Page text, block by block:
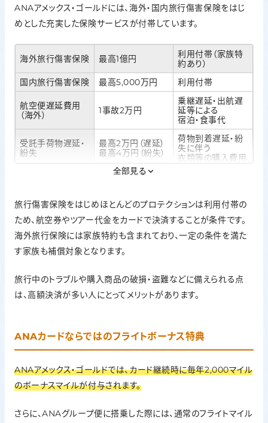
ANAアメックス・ゴールドには、海外・国内旅行傷害保険をはじ
めとした充実した保険サービスが付帯しています。
海外旅行傷害保険 最高1億円
利用付帯（家族特
約あり）
国内旅行傷害保険
最高5,000万円 利用付帯
航空便遅延費用
（海外）
1事故2万円
乗継遅延・出航遅
延等による
宿泊・食事代
受託手荷物遅延・
紛失
最高2万円（遅延）
最高4万円（紛失）
荷物到着遅延・紛
失に伴う
衣類等の購入費用
リターン・プロテク
ション
1商品最高3万円
返品不可商品の購
入金額を補償
（年間最高15万円）
スマートフォン・プ
画面割れ等の修理
1万円）
通院や業務上の出
クション
利用金額
不正利用された場
合のカード取引の
全部見る
旅行傷害保険をはじめほとんどのプロテクションは利用付帯の
ため、航空券やツアー代金をカードで決済することが条件です。
海外旅行保険には家族特約も含まれており、一定の条件を満た
す家族も補償対象となります。
旅行中のトラブルや購入商品の破損・盗難などに備えられる点
は、高額決済が多い人にとってメリットがあります。
ANAカードならではのフライトボーナス特典
ANAアメックス・ゴールドでは、カード継続時に毎年2,000マイル
のボーナスマイルが付与されます。
さらに、ANAグループ便に搭乗した際には、通常のフライトマイル